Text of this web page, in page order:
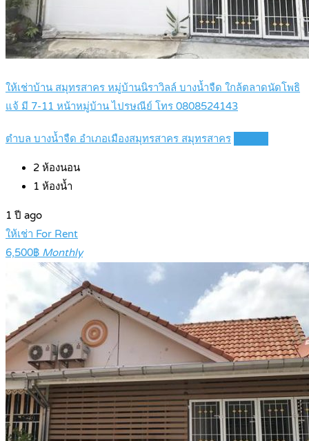
ให้เช่าบ้าน สมุทรสาคร หมู่บ้านนิราวิลล์ บางน้ำจืด ใกล้ตลาดนัดโพธิ
แจ้ มี 7-11 หน้าหมู่บ้าน ไปรษณีย์ โทร 0808524143
ตำบล บางน้ำจืด อำเภอเมืองสมุทรสาคร สมุทรสาคร
2 ห้องนอน
1 ห้องน้ำ
1 ปี ago
ให้เช่า For Rent
6,500฿ Monthly